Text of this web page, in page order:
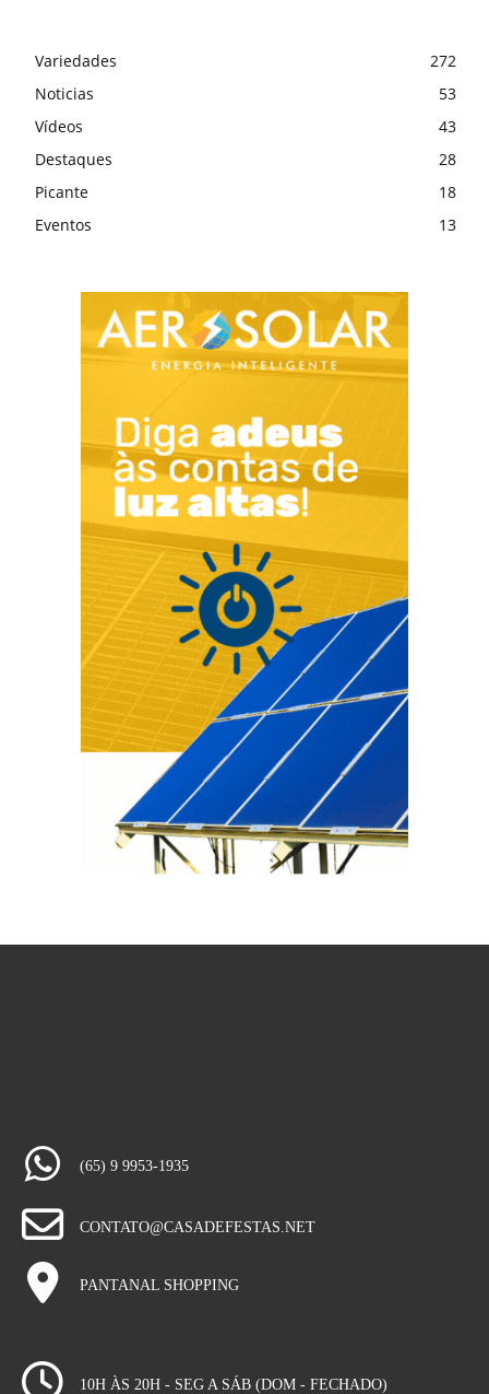
Variedades
272
Noticias
53
Vídeos
43
Destaques
28
Picante
18
Eventos
13
(65) 9 9953-1935
CONTATO@CASADEFESTAS.NET
PANTANAL SHOPPING
10H ÀS 20H - SEG A SÁB (DOM - FECHADO)